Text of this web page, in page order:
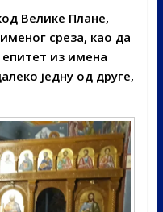
Велике Плане,
среза, као да
епитет из имена
једну од друге,